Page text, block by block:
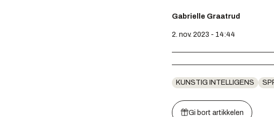
Gabrielle Graatrud
2. nov. 2023 - 14:44
KUNSTIG INTELLIGENS
Gi bort artikkelen